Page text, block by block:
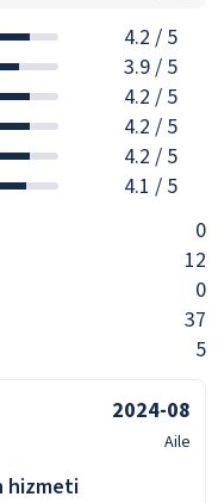
4.2 / 5
3.9/ 5
4.2 / 5
4.2 / 5
4.2 / 5
4.1 / 5
0
12
0
37
5
2024-08
Aile
hizmeti